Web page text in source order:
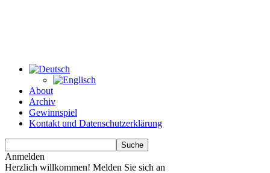
About
Archiv
Gewinnspiel
Kontakt und Datenschutzerklärung
Anmelden
Herzlich willkommen! Melden Sie sich an